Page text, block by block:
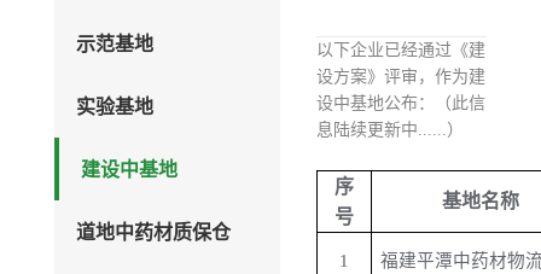
示范基地
实验基地
建设中基地
道地中药材质保仓
以下企业已经通过《建
设方案》评审，作为建
设中基地公布：（此信
息陆续更新中......）
序
号
基地名称
1 福建平潭中药材物